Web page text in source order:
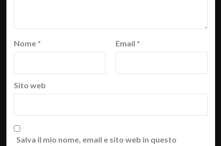
Nome * Email *
Sito web
Salva il mio nome, email e sito web in questo